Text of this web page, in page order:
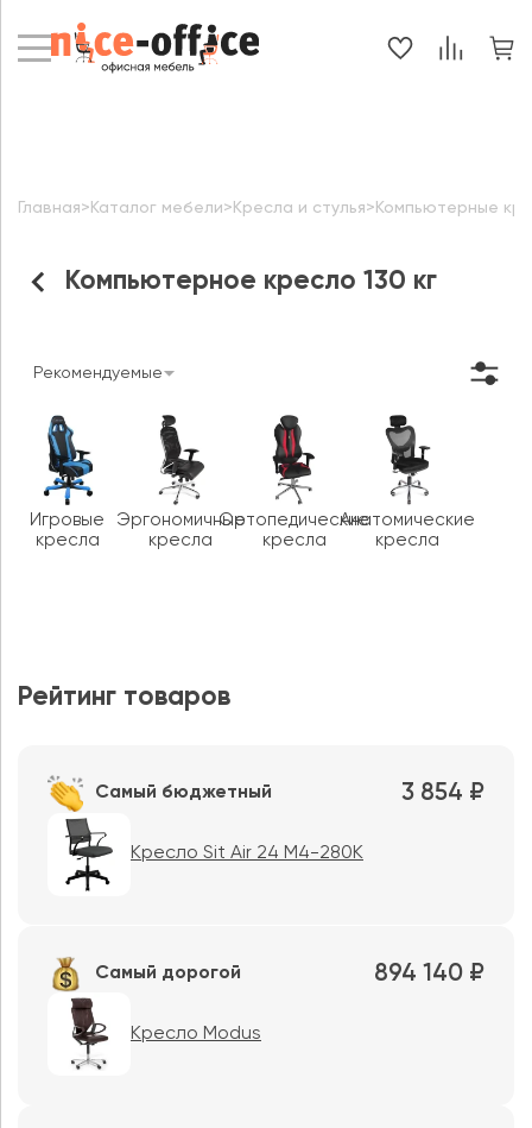
Компьютерное кресло 130 кг
Главная> Каталог мебели> Кресла и стулья> Компьютерные
Рекомендуемые
Игровые
кресла
Эргономичные
кресла
Ортопедические
кресла
Анатомические
кресла
Рейтинг товаров
Самый бюджетный 3 854 ₽
Кресло Sit Air 24 M4-280K
Самый дорогой 894 140 ₽
Кресло Modus